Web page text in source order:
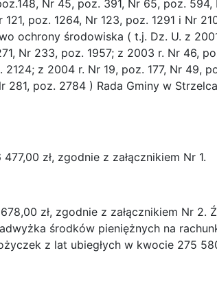
Nr 45, poz. 391, Nr 65, poz. 594,
poz. 1264, Nr 123, poz. 1291 i Nr
ochrony środowiska ( t.j. Dz. U. z
Nr 233, poz. 1957; z 2003 r. Nr 46,
z 2004 r. Nr 19, poz. 177, Nr 49,
poz. 2784 ) Rada Gminy w
zł, zgodnie z załącznikiem Nr 1.
zł, zgodnie z załącznikiem Nr 2.
środków pieniężnych na
z lat ubiegłych w kwocie 275